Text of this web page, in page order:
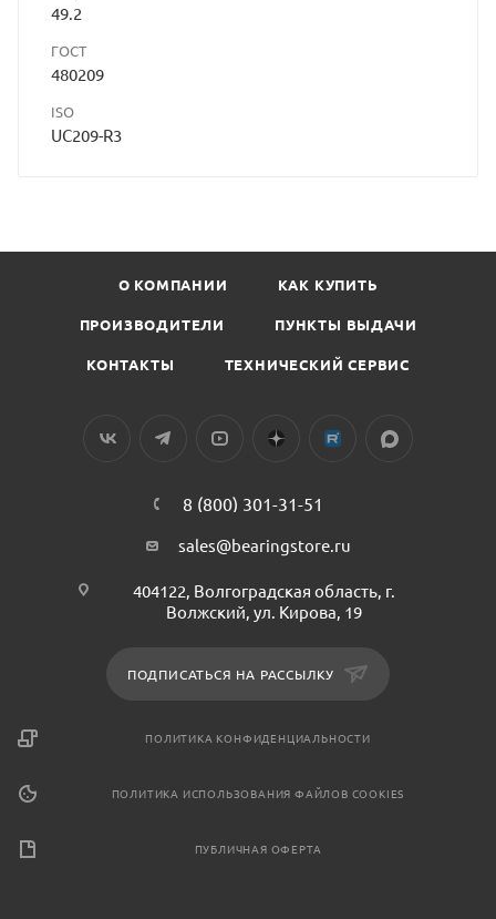
49.2
ГОСТ
480209
ISO
UC209-R3
О КОМПАНИИ КАК КУПИТЬ
ПРОИЗВОДИТЕЛИ ПУНКТЫ ВЫДАЧИ
КОНТАКТЫ ТЕХНИЧЕСКИЙ СЕРВИС
8 (800) 301-31-51
sales@bearingstore.ru
404122, Волгоградская область, г.
Волжский, ул. Кирова, 19
ПОДПИСАТЬСЯ НА РАССЫЛКУ
ПОЛИТИКА КОНФИДЕНЦИАЛЬНОСТИ
ПОЛИТИКА ИСПОЛЬЗОВАНИЯ ФАЙЛОВ COOKIES
ПУБЛИЧНАЯ ОФЕРТА